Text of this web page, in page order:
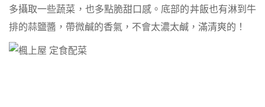
多攝取一些蔬菜，也多點脆甜口感。底部的丼飯也有淋到牛
排的蒜鹽醬，帶微鹹的香氣，不會太濃太鹹，滿清爽的！